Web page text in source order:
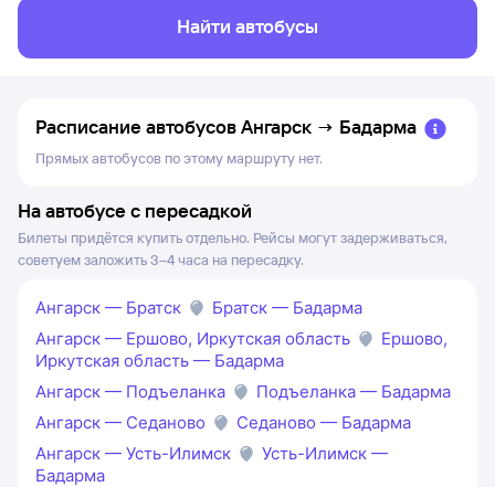
Найти автобусы
Расписание автобусовАнгарск → Бадарма
Прямых автобусов по этому маршруту нет.
На автобусе с пересадкой
Билеты придётся купить отдельно. Рейсы могут задерживаться,
советуем заложить 3–4 часа на пересадку.
Ангарск — Братск
Братск — Бадарма
Ангарск — Ершово, Иркутская область
Ершово,
Иркутская область — Бадарма
Ангарск — Подъеланка
Подъеланка — Бадарма
Ангарск — Седаново
Седаново — Бадарма
Ангарск — Усть-Илимск
Усть-Илимск —
Бадарма